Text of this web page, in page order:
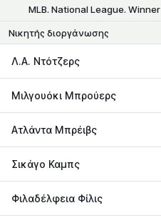
MLB. National League. Winner
Νικητής διοργάνωσης
Λ.Α. Ντότζερς
Μιλγουόκι Μπρούερς
Ατλάντα Μπρέιβς
Σικάγο Καμπς
Φιλαδέλφεια Φίλις